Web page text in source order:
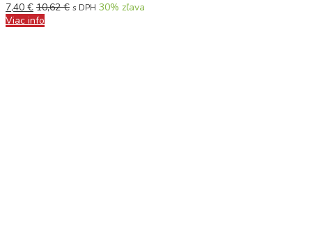
7,40 € 10,62€ s DPH 30% zľava
Viac info